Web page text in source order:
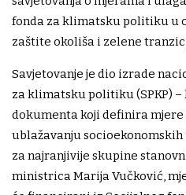
fonda za klimatsku politiku u
zaštite okoliša i zelene
Savjetovanje je dio izrade
za klimatsku politiku (SPKP)
dokumenta koji definira
ublažavanju
za najranjivije skupine
ministrica Marija Vučković,